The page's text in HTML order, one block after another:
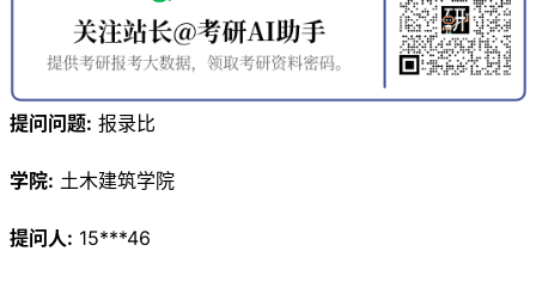
提问问题: 报录比
学院: 土木建筑学院
提问人: 15***46